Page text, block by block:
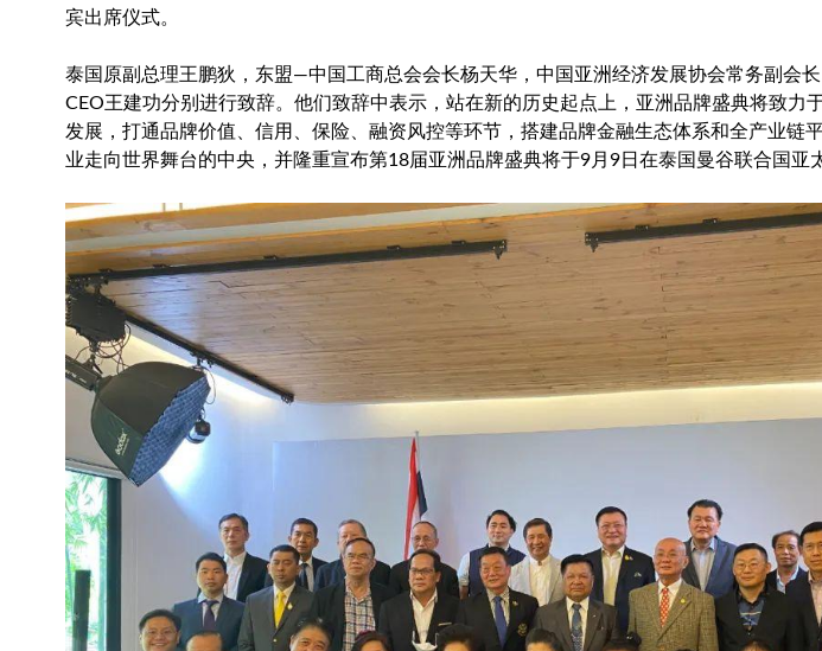
宾出席仪式。
泰国原副总理王鹏狄，东盟—中国工商总会会长杨天华，中国亚洲经济发展协会常务副会
CEO王建功分别进行致辞。他们致辞中表示，站在新的历史起点上，亚洲品牌盛典将致力
发展，打通品牌价值、信用、保险、融资风控等环节，搭建品牌金融生态体系和全产业链
业走向世界舞台的中央，并隆重宣布第18届亚洲品牌盛典将于9月9日在泰国曼谷联合国亚